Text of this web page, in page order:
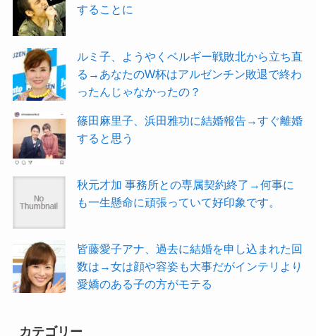
することに
ルミ子、ようやくベルギー戦敗北から立ち直
る→あなたのW杯はアルゼンチン敗退で終わ
ったんじゃなかったの？
篠田麻里子、浜田雅功に結婚報告→すぐ離婚
すると思う
秋元才加 事務所との専属契約終了→何事に
も一生懸命に頑張っていて好印象です。
皆藤愛子アナ、過去に結婚を申し込まれた回
数は→女は顔や容姿も大事だがインテリより
愛嬌のある子の方がモテる
カテゴリー